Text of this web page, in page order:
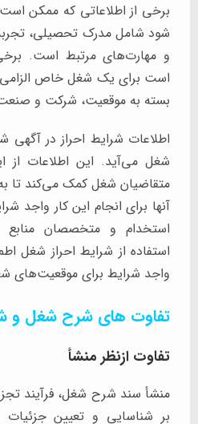
برخی از اطلاعاتی که ممکن
شود شامل مدرک تحصیلی،
و مهارت‌های مرتبط است.
است برای یک شغل خاص
بسته به موقعیت، شرکت و
اطلاعات شرایط احراز در
شغل می‌آید. این اطلاعات
متقاضیان شغل کمک می‌کند تا
آنها برای انجام این کار واجد
استخدام و متخصصان منابع
استفاده از شرایط احراز شغل
واجد شرایط برای
تفاوت های شرح شغل و
تفاوت ازنظر منشأ
منشأ سند شرح شغل، فرآیند
بر شناسایی و تعیین